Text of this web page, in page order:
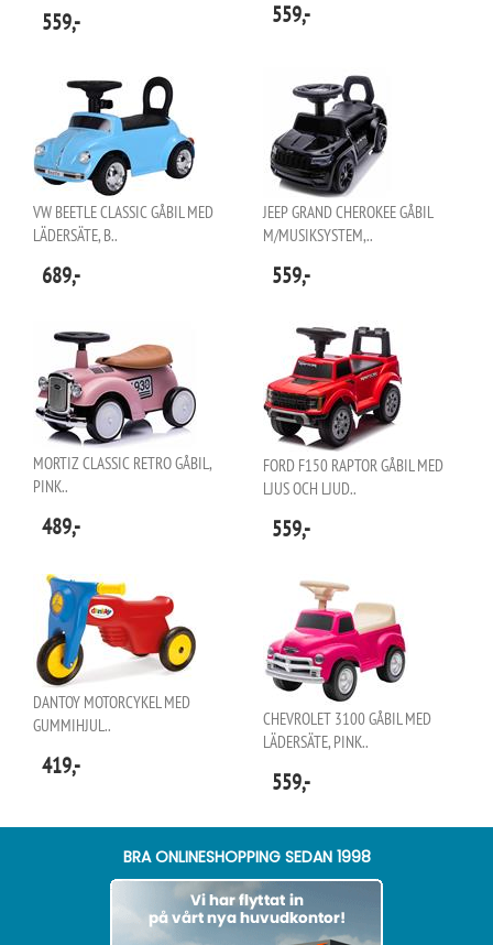
559,- 559,-
VW BEETLE CLASSIC GÅBIL MED
LÄDERSÄTE, B..
689,-
JEEP GRAND CHEROKEE GÅBIL
M/MUSIKSYSTEM,..
559,-
MORTIZ CLASSIC RETRO GÅBIL,
PINK..
489,-
FORD F150 RAPTOR GÅBIL MED
LJUS OCH LJUD..
559,-
DANTOY MOTORCYKEL MED
GUMMIHJUL..
419,-
CHEVROLET 3100 GÅBIL MED
LÄDERSÄTE, PINK..
559,-
BRA ONLINESHOPPING SEDAN 1998